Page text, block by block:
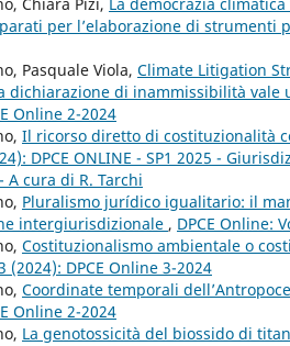
per l’elaborazione di strumenti
Pasquale Viola, Climate Litigation
dichiarazione di inammissibilità vale
Online 2-2024
Il ricorso diretto di costituzionalità
DPCE ONLINE - SP1 2025 -
A cura di R. Tarchi
Pluralismo jurídico igualitario: il
intergiurisdizionale , DPCE Online:
Costituzionalismo ambientale o
(2024): DPCE Online 3-2024
Coordinate temporali
Online 2-2024
La genotossicità del biossido di